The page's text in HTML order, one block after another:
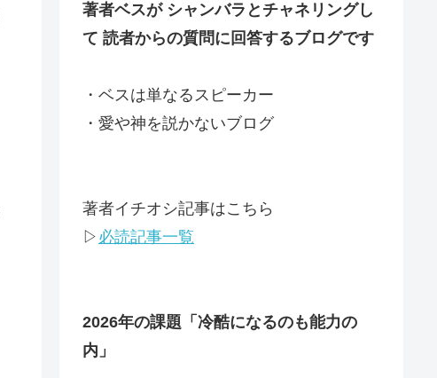
著者ベスが シャンバラとチャネリングし
て 読者からの質問に回答するブログです
・ベスは単なるスピーカー
・愛や神を説かないブログ
著者イチオシ記事はこちら
▷ 必読記事一覧
2026年の課題 「冷酷になるのも能力の
内」